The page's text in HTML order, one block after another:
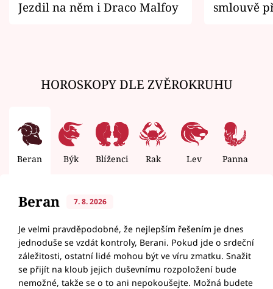
Jezdil na něm i Draco Malfoy
smlouvě
HOROSKOPY DLE ZVĚROKRUHU
Beran Býk Blíženci Rak Lev Panna
Beran 7. 8. 2026
Je velmi pravděpodobné, že nejlepším řešením je dnes
jednoduše se vzdát kontroly, Berani. Pokud jde o srdeční
záležitosti, ostatní lidé mohou být ve víru zmatku. Snažit
se přijít na kloub jejich duševnímu rozpoložení bude
nemožné, takže se o to ani nepokoušejte. Možná budete